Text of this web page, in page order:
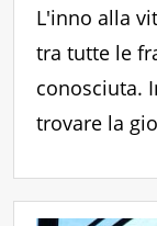
L'inno alla
tra tutte le
conosciuta.
trovare la